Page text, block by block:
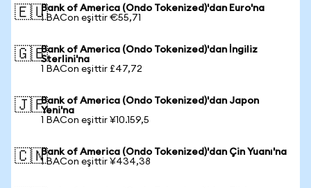
🇪🇺Bank of America (Ondo Tokenized)'dan Euro'na
1 BACon eşittir €55,71
🇬🇧Bank of America (Ondo Tokenized)'dan İngiliz
Sterlini'na
1 BACon eşittir £47,72
🇯🇵Bank of America (Ondo Tokenized)'dan Japon
Yeni'na
1 BACon eşittir ¥10.159,5
🇨🇳Bank of America (Ondo Tokenized)'dan Çin Yuanı'na
1 BACon eşittir ¥434,38